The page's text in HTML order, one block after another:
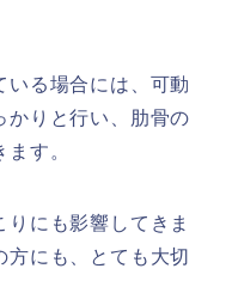
いる場合には、可動
かりと行い、肋骨の
す。
にも影響してきま
にも、とても大切